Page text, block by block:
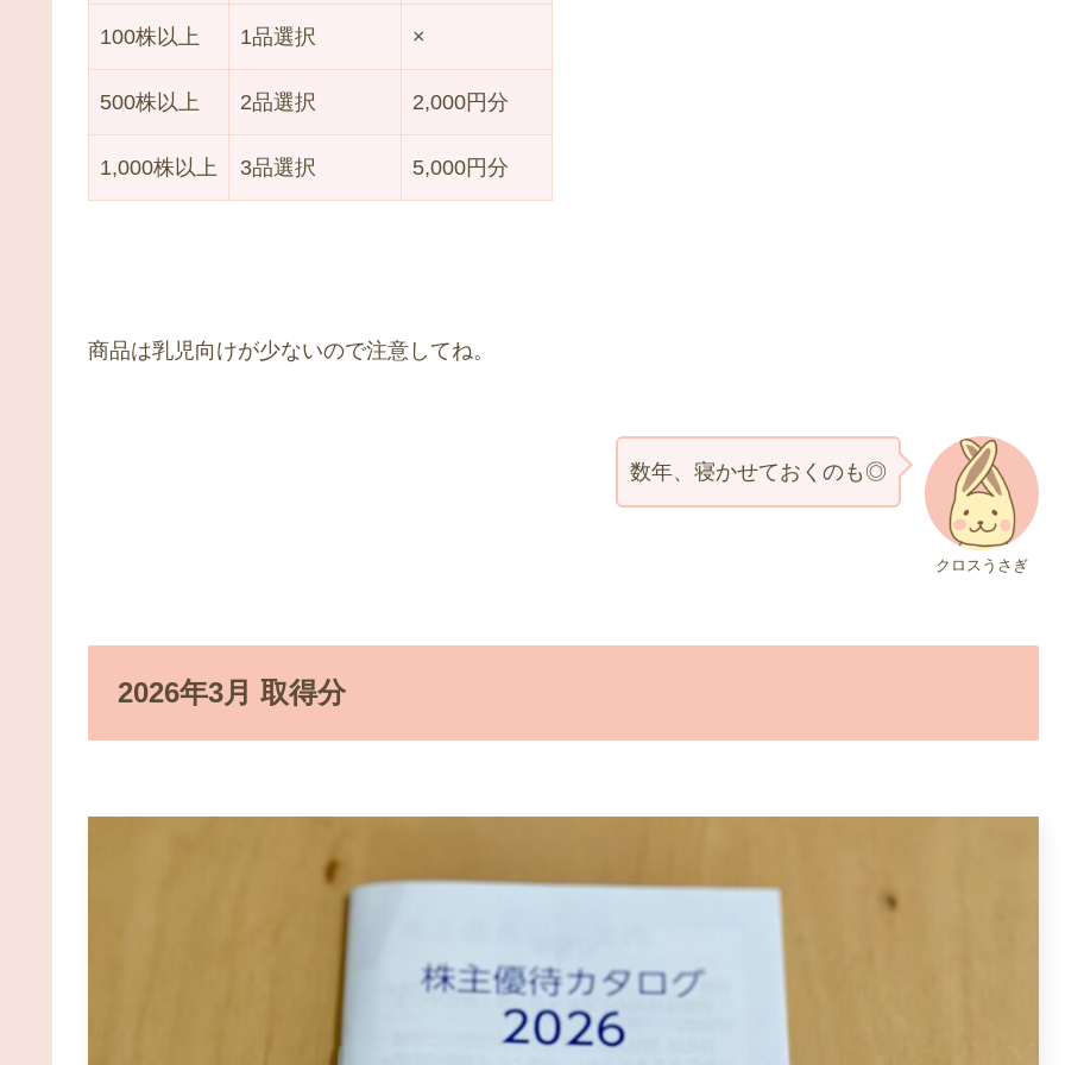
100株以上 1品選択 ×
500株以上 2品選択 2,000円分
1,000株以上 3品選択 5,000円分
商品は乳児向けが少ないので注意してね。
クロスうさぎ
数年、寝かせておくのも◎
2026年3月 取得分